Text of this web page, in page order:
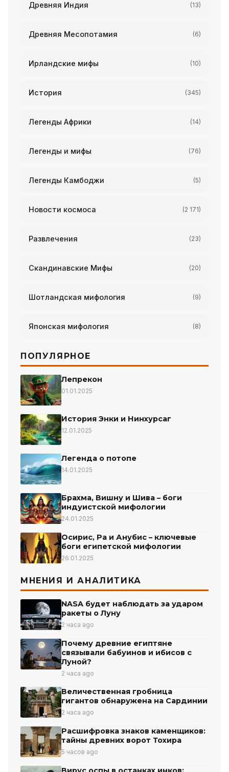
Древняя Индия (13)
Древняя Месопотамия (6)
Ирландские мифы (10)
История (345)
Легенды Африки (14)
Легенды и мифы (76)
Легенды Камбоджи (5)
Новости космоса (2 171)
Развлечения (23)
Скандинавские Мифы (20)
Шотландская мифология (9)
Японская мифология (8)
ПОПУЛЯРНОЕ
Лепрекон
01.01.2025
История Энки и Нинхурсаг
12.01.2025
Легенда о потопе
14.01.2025
Брахма, Вишну и Шива – боги
индуистской мифологии
24.01.2025
Осирис, Ра и Анубис – ключевые
боги египетской мифологии
26.01.2025
МНЕНИЯ И АНАЛИТИКА
NASA будет наблюдать за ударом
ракеты о Луну
2 часа ago
Почему древние египтяне
связывали бабуинов и ибисов с
Луной?
2 часа ago
Величественная гробница
гигантов обнаружена на Сардинии
2 часа ago
Расшифровка знаков каменщиков:
тайны древних ворот Тохира
5 часов ago